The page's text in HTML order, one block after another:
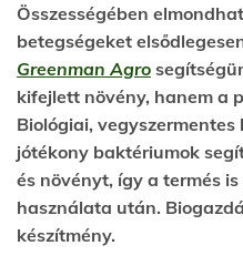
Összességében
betegségeket
Greenman Agro
kifejlett növény, hanem a
Biológiai, vegyszermentes
jótékony baktériumok
és növényt, így a termés
használata után.
készítmény.